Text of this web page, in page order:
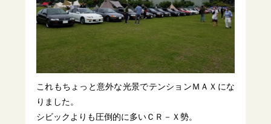
これもちょっと意外な光景でテンションＭＡＸにな
りました。
シビックよりも圧倒的に多いＣＲ－Ｘ勢。